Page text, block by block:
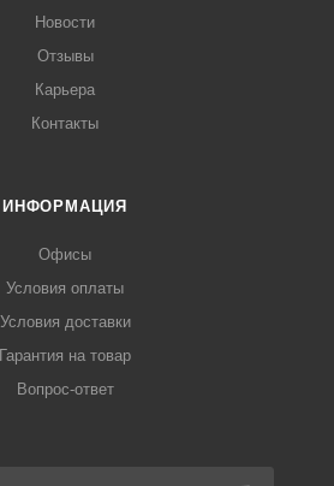
Новости
Отзывы
Карьера
Контакты
ИНФОРМАЦИЯ
Офисы
Условия оплаты
Условия доставки
Гарантия на товар
Вопрос-ответ